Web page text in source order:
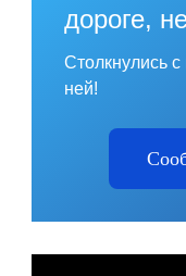
дороге,
Столкнулись
ней!